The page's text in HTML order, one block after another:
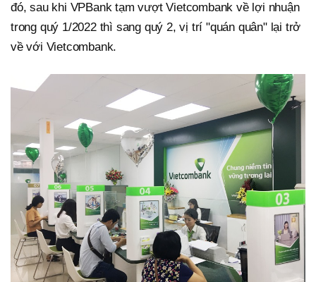
đó, sau khi VPBank tạm vượt Vietcombank về lợi nhuận
trong quý 1/2022 thì sang quý 2, vị trí "quán quân" lại trở
về với Vietcombank.